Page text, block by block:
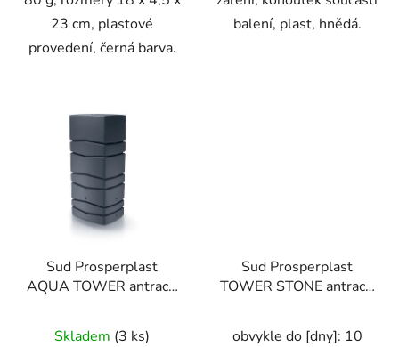
23 cm, plastové
provedení, černá barva.
balení, plast, hnědá.
Sud Prosperplast
AQUA TOWER antracit
Skladem (3 ks)
Sud Prosperplast
TOWER STONE antracit
obvykle do [dny]: 10